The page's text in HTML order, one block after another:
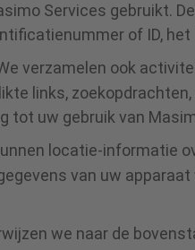
Services gebruikt.
of ID,
verzamelen ook
links,
tot uw gebruik van
locatie-informatie
van uw
we naar de